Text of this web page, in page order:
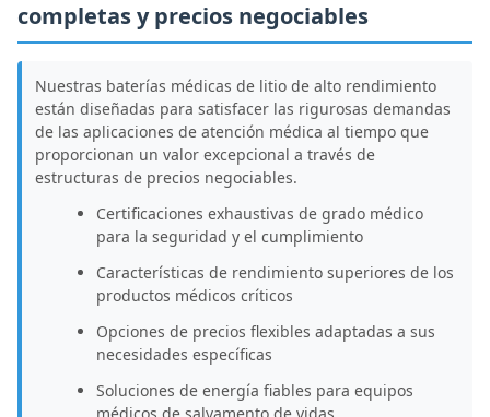
completas y precios negociables
Nuestras baterías médicas de litio de alto rendimiento
están diseñadas para satisfacer las rigurosas demandas
de las aplicaciones de atención médica al tiempo que
proporcionan un valor excepcional a través de
estructuras de precios negociables.
Certificaciones exhaustivas de grado médico
para la seguridad y el cumplimiento
Características de rendimiento superiores de los
productos médicos críticos
Opciones de precios flexibles adaptadas a sus
necesidades específicas
Soluciones de energía fiables para equipos